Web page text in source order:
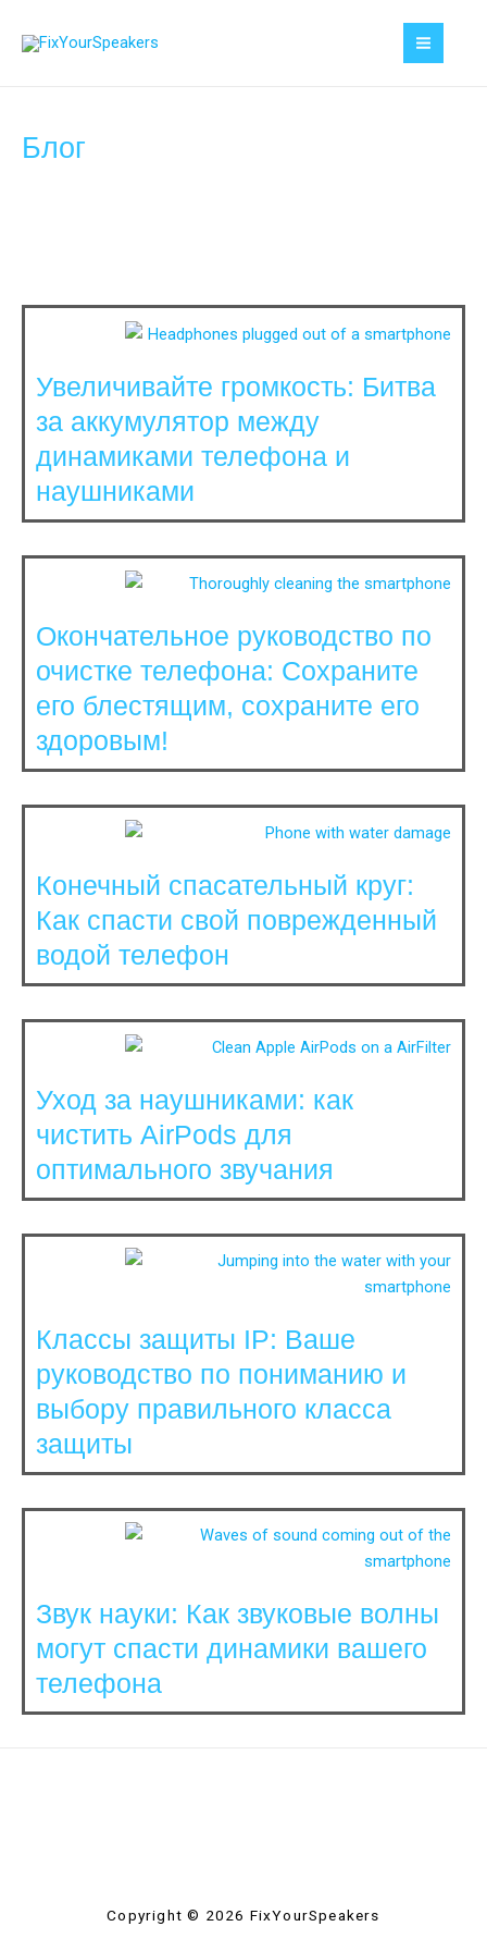
Блог
Увеличивайте громкость: Битва
за аккумулятор между
динамиками телефона и
наушниками
Окончательное руководство по
очистке телефона: Сохраните
его блестящим, сохраните его
здоровым!
Конечный спасательный круг:
Как спасти свой поврежденный
водой телефон
Уход за наушниками: как
чистить AirPods для
оптимального звучания
Классы защиты IP: Ваше
руководство по пониманию и
выбору правильного класса
защиты
Звук науки: Как звуковые волны
могут спасти динамики вашего
телефона
Copyright © 2026 FixYourSpeakers